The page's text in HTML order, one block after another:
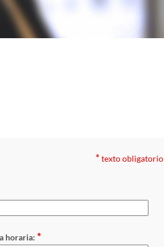
*texto obligatorio
horaria: *